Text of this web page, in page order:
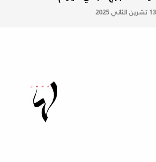
13 تشرين الثاني 2025